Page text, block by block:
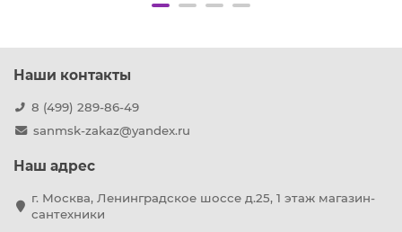
Наши контакты
8 (499) 289-86-49
sanmsk-zakaz@yandex.ru
Наш адрес
г. Москва, Ленинградское шоссе д.25, 1 этаж магазин-
сантехники